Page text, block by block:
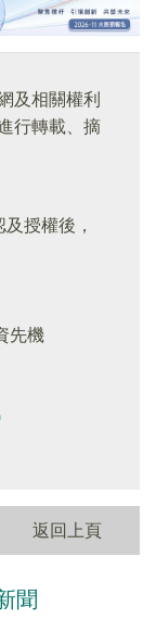
及相關權利
行轉載、摘
及授權後，
先機
返回上頁
聞